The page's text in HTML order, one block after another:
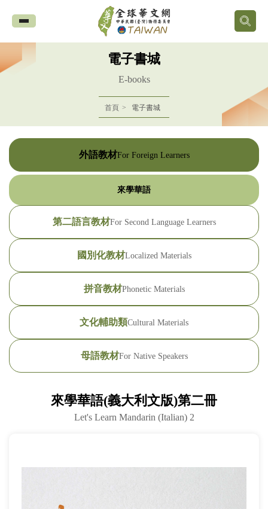
全
球
華
網
中
華
民
國
(臺
灣)
僑
務
電子書城
E-books
首頁 電子書城
外語教材For Foreign Learners
來學華語
第二語言教材For Second Language Learners
國別化教材Localized Materials
拼音教材Phonetic Materials
文化輔助類Cultural Materials
母語教材For Native Speakers
來學華語(義大利文版)第二冊
Let's Learn Mandarin (Italian) 2